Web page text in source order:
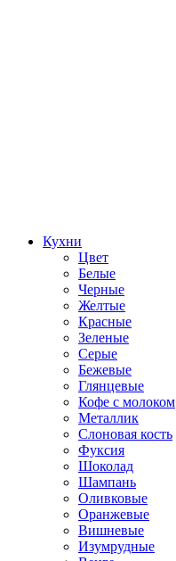
Кухни
Цвет
Белые
Черные
Желтые
Красные
Зеленые
Серые
Бежевые
Глянцевые
Кофе с молоком
Металлик
Слоновая кость
Фуксия
Шоколад
Шампань
Оливковые
Оранжевые
Вишневые
Изумрудные